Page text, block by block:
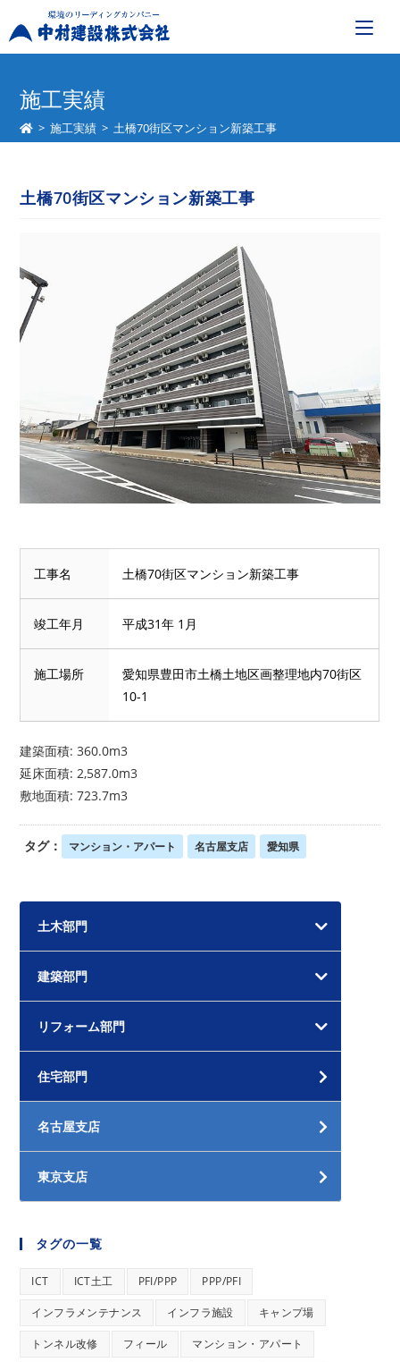
施工実績
> 施工実績 > 土橋70街区マンション新築工事
土橋70街区マンション新築工事
工事名 土橋70街区マンション新築工事
竣工年月 平成31年 1月
施工場所
愛知県豊田市土橋土地区画整理地内70街区
10-1
建築面積: 360.0m3
延床面積: 2,587.0m3
敷地面積: 723.7m3
タグ： マンション・アパート 名古屋支店 愛知県
土木部門
建築部門
リフォーム部門
住宅部門
名古屋支店
東京支店
タグの一覧
ICT ICT土工 PFI/PPP PPP/PFI
インフラメンテナンス インフラ施設 キャンプ場
トンネル改修 フィール マンション・アパート